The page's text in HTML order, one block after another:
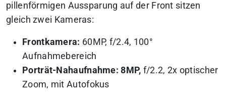
pillenförmigen Aussparung auf der Front sitzen
gleich zwei Kameras:
Frontkamera: 60MP, f/2.4, 100°
Aufnahmebereich
Porträt-Nahaufnahme: 8MP, f/2.2, 2x optischer
Zoom, mit Autofokus